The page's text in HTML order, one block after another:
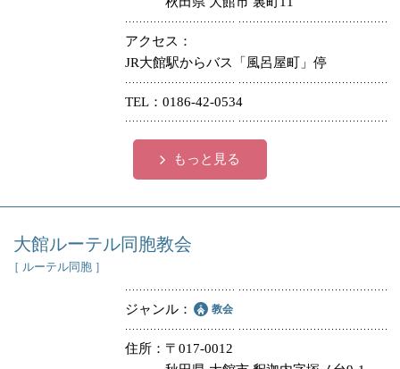
アクセス
JR大館駅からバス「風呂屋町」停
TEL 0186-42-0534
もっと見る
大館ルーテル同胞教会
［ ルーテル同胞 ］
ジャンル 教会
住所
〒017-0012